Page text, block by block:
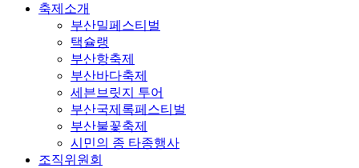
축제소개
부산밀페스티벌
택슐랭
부산항축제
부산바다축제
세븐브릿지 투어
부산국제록페스티벌
부산불꽃축제
시민의 종 타종행사
조직위원회